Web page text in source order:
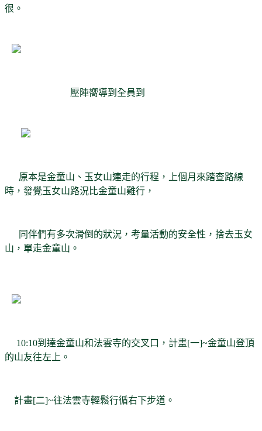
很。
壓陣嚮導到全員到
原本是金童山、玉女山連走的行程，上個月來踏查路線
時，發覺玉女山路況比金童山難行，
同伴們有多次滑倒的狀況，考量活動的安全性，捨去玉女
山，單走金童山。
10:10到達金童山和法雲寺的交叉口，計畫[一]~金童山登頂
的山友往左上。
計畫[二]~往法雲寺輕鬆行循右下步道。